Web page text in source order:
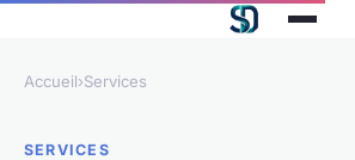
Accueil›Services
SERVICES